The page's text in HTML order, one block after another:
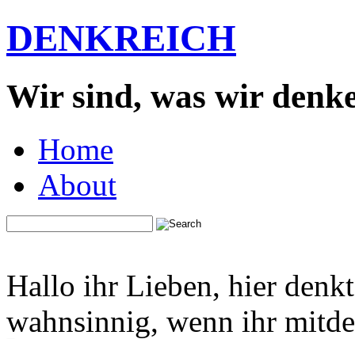
DENKREICH
Wir sind, was wir
Home
About
Hallo ihr Lieben, hier
wahnsinnig, wenn ihr